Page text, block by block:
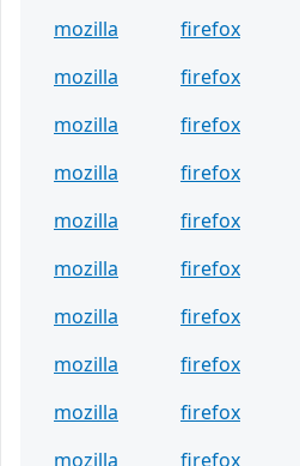
mozilla
firefox
mozilla
firefox
mozilla
firefox
mozilla
firefox
mozilla
firefox
mozilla
firefox
mozilla
firefox
mozilla
firefox
mozilla
firefox
mozilla
firefox